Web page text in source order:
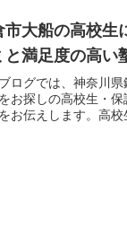
市大船の高校生
と満足度の高い
ログでは、神奈川
お探しの高校生・
お伝えします。高校